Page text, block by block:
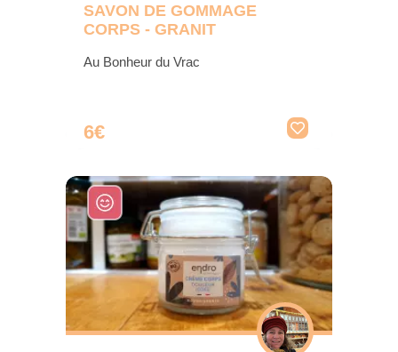
SAVON DE GOMMAGE
CORPS - GRANIT
Au Bonheur du Vrac
6€